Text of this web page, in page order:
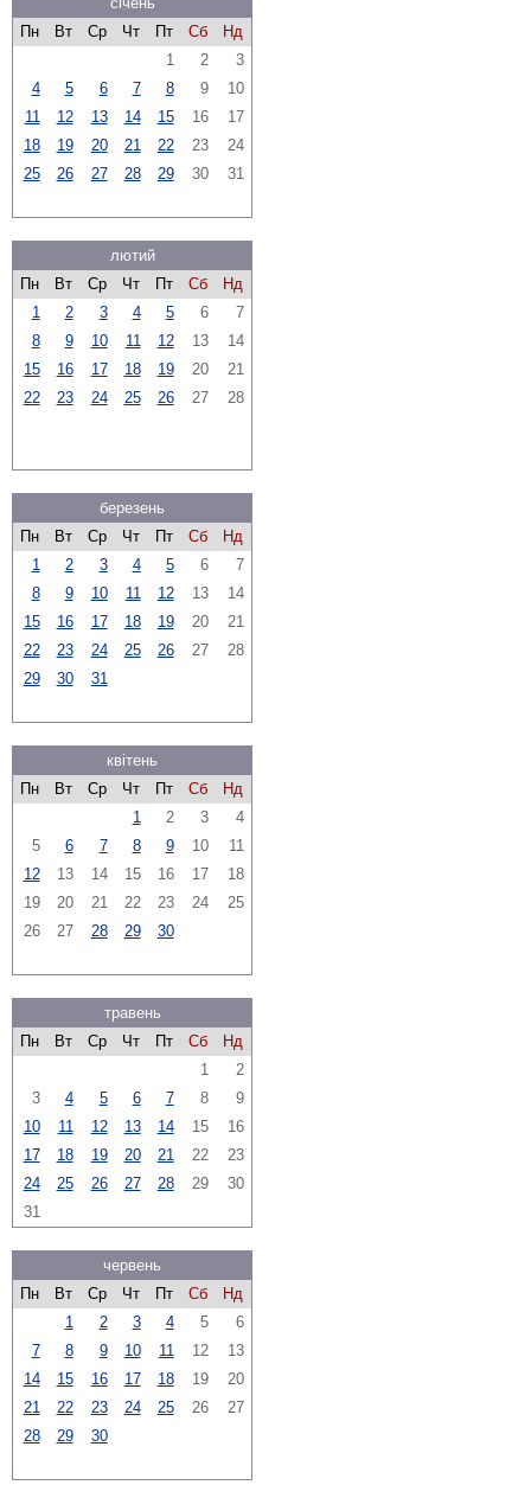
Пн
Вт Ср Чт Пт Сб
Нд
1
2
3
4
5 6 7 8 9
10
11
12 13 14 15 16
17
18
19 20 21 22 23
24
25
26 27 28 29 30 31
лютий
Пн
Вт Ср Чт Пт Сб
Нд
1
2 3 4 5 6
7
8
9 10 11 12 13
14
15
16 17 18 19 20
21
22
23 24 25 26 27 28
березень
Пн
Вт Ср Чт Пт Сб
Нд
1
2 3 4 5 6
7
8
9 10 11 12 13
14
15
16 17 18 19 20
21
22
23 24 25 26 27
28
29
30 31
квітень
Пн
Вт Ср Чт Пт Сб
Нд
1
2 3
4
5
6 7 8 9 10
11
12
13 14 15 16 17
18
19
20 21 22 23 24
25
26
27 28 29 30
травень
Пн
Вт Ср Чт Пт Сб
Нд
1
2
3
4 5 6 7 8
9
10
11 12 13 14 15
16
17
18 19 20 21 22
23
24
25 26 27 28 29
30
31
червень
Пн
Вт Ср Чт Пт Сб
Нд
1
2 3 4 5
6
7
8 9 10 11 12
13
14
15 16 17 18 19
20
21
22 23 24 25 26
27
28
29 30